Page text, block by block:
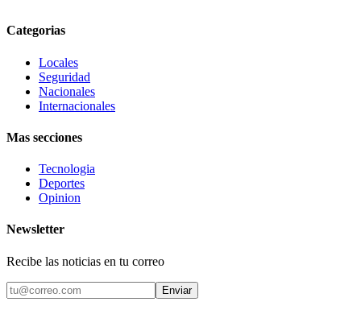
Categorias
Locales
Seguridad
Nacionales
Internacionales
Mas secciones
Tecnologia
Deportes
Opinion
Newsletter
Recibe las noticias en tu correo
Enviar